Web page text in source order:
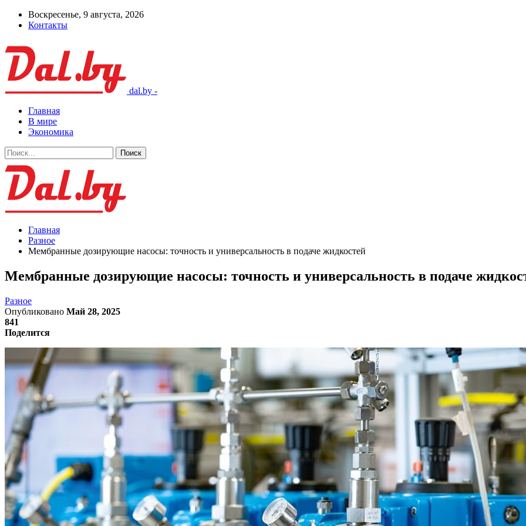
Воскресенье, 9 августа, 2026
Контакты
dal.by -
Главная
В мире
Экономика
Главная
Разное
Мембранные дозирующие насосы: точность и универсальность в подаче жидкостей
Мембранные дозирующие насосы: точность и универсальность в подаче
Разное
Опубликовано Май 28, 2025
841
Поделится